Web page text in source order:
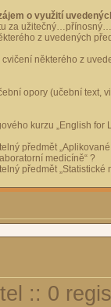
o využití
za
z uvedených
některého z
opory (učební text,
kurzu „English for
předmět „Aplikované
medicíně“ ?
předmět „Statistické
:: 0